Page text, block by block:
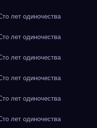
лет одиночества
лет одиночества
лет одиночества
лет одиночества
лет одиночества
лет одиночества